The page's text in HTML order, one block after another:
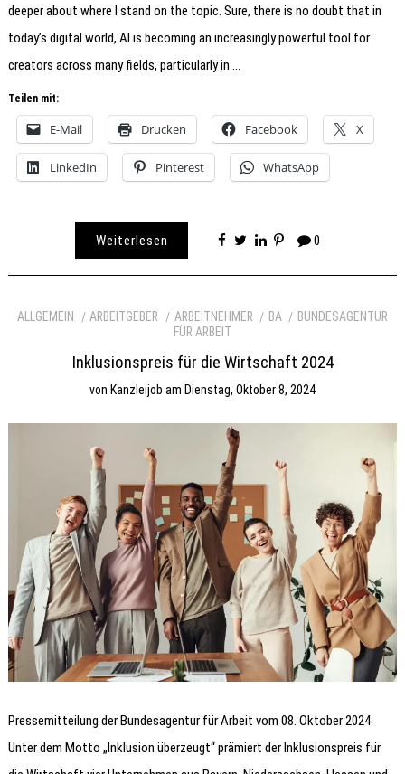
deeper about where I stand on the topic. Sure, there is no doubt that in
today’s digital world, AI is becoming an increasingly powerful tool for
creators across many fields, particularly in …
Teilen mit:
E-Mail Drucken Facebook X
LinkedIn Pinterest WhatsApp
Weiterlesen 0
ALLGEMEIN ARBEITGEBER ARBEITNEHMER BA
BUNDESAGENTUR
FÜR ARBEIT
Inklusionspreis für die Wirtschaft 2024
von Kanzleijob am Dienstag, Oktober 8, 2024
Pressemitteilung der Bundesagentur für Arbeit vom 08. Oktober 2024
Unter dem Motto „Inklusion überzeugt“ prämiert der Inklusionspreis für